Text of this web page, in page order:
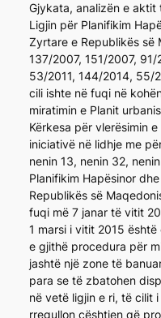
Gjykata, analizën e aktit
Ligjin për Planifikim
Zyrtare e Republikës së
137/2007, 151/2007,
53/2011, 144/2014, 55/
cili ishte në fuqi në
miratimin e Planit
Kërkesa për vlerësimin
iniciativë në lidhje me
nenin 13, nenin 32,
Planifikim Hapësinor
Republikës së
fuqi më 7 janar të vitit
1 marsi i vitit 2015
e gjithë procedura për
jashtë një zone të
para se të zbatohen
në vetë ligjin e ri, të cilit
rregullon çështjen që